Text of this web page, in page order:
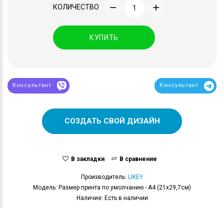
КОЛИЧЕСТВО
КУПИТЬ
Консультант Консультант
СОЗДАТЬ СВОЙ ДИЗАЙН
В закладки В сравнение
Производитель: LIKEY
Модель: Размер принта по умолчанию - А4 (21x29,7см)
Наличие: Есть в наличии